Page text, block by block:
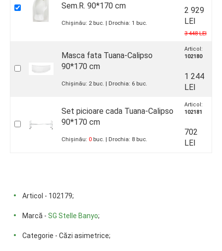
Sem.R. 90*170 cm
Chișinău: 2buc. Drochia: 1 buc.
2 929
LEI
3 448 LEI
Masca fata Tuana-Calipso
90*170 cm
Chișinău: 2buc. Drochia: 6 buc.
Articol:
102180
1 244
LEI
Set picioare cada Tuana-Calipso
90*170 cm
Chișinău: 0 buc. Drochia: 8 buc.
Articol:
102181
702
LEI
Articol - 102179;
Marcă - SG Stelle Banyo;
Categorie - Căzi asimetrice;